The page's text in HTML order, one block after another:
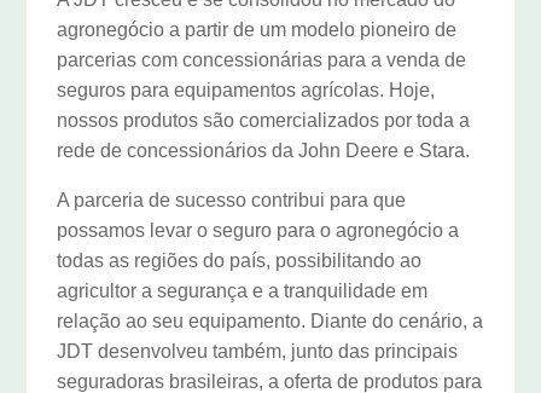
agronegócio a partir de um modelo pioneiro de
parcerias com concessionárias para a venda de
seguros para equipamentos agrícolas. Hoje,
nossos produtos são comercializados por toda a
rede de concessionários da John Deere e Stara.
A parceria de sucesso contribui para que
possamos levar o seguro para o agronegócio a
todas as regiões do país, possibilitando ao
agricultor a segurança e a tranquilidade em
relação ao seu equipamento. Diante do cenário, a
JDT desenvolveu também, junto das principais
seguradoras brasileiras, a oferta de produtos para